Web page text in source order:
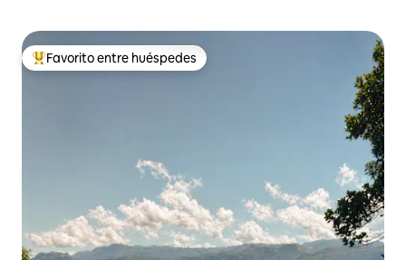
Favorito entre huéspedes preferido
Favorito entre huéspedes